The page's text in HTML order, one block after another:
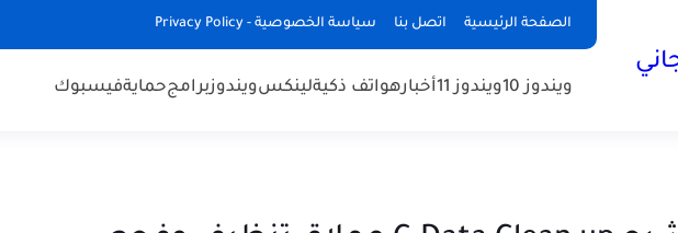
الصفحة الرئيسية اتصل بنا سياسة الخصوصية - Privacy Policy
ويندوز 10 ويندوز 11 أخبارهواتف ذكيةلينكسويندوزبرامجحمايةفيسبوك